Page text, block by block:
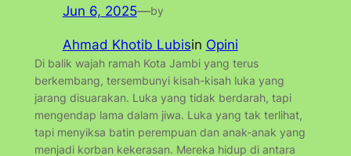
Jun 6, 2025—by
Ahmad Khotib Lubisin Opini
Di balik wajah ramah Kota Jambi yang terus
berkembang, tersembunyi kisah-kisah luka yang
jarang disuarakan. Luka yang tidak berdarah, tapi
mengendap lama dalam jiwa. Luka yang tak terlihat,
tapi menyiksa batin perempuan dan anak-anak yang
menjadi korban kekerasan. Mereka hidup di antara